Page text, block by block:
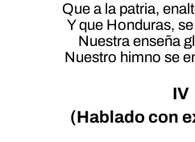
Que a la patria,
Y que Honduras,
Nuestra enseña
Nuestro himno se
IV
(Hablado con